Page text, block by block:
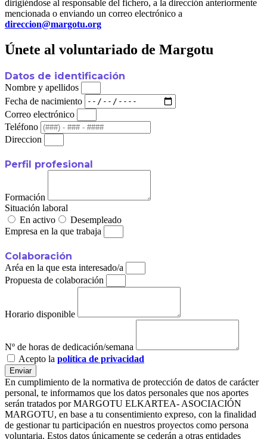
dirigiéndose al responsable del fichero, a la dirección anteriormente
mencionada o enviando un correo electrónico a
direccion@margotu.org
Únete al voluntariado de Margotu
Datos de identificación
Nombre y apellidos
Fecha de nacimiento
Correo electrónico
Teléfono
Direccion
Perfil profesional
Formación
Situación laboral
En activo
Desempleado
Empresa en la que trabaja
Colaboración
Aréa en la que esta interesado/a
Propuesta de colaboración
Horario disponible
Nº de horas de dedicación/semana
Acepto la política de privacidad
Enviar
En cumplimiento de la normativa de protección de datos de carácter
personal, te informamos que los datos personales que nos aportes
serán tratados por MARGOTU ELKARTEA- ASOCIACIÓN
MARGOTU, en base a tu consentimiento expreso, con la finalidad
de gestionar tu participación en nuestros proyectos como persona
voluntaria. Estos datos únicamente se cederán a otras entidades